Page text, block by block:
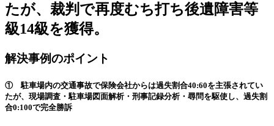
たが、裁判で再度むち打ち後遺障害等
級14級を獲得。
解決事例のポイント
① 駐車場内の交通事故で保険会社からは過失割合40:60を主張されてい
たが、現場調査・駐車場図面解析・刑事記録分析・尋問を駆使し、過失割
合0:100で完全勝訴